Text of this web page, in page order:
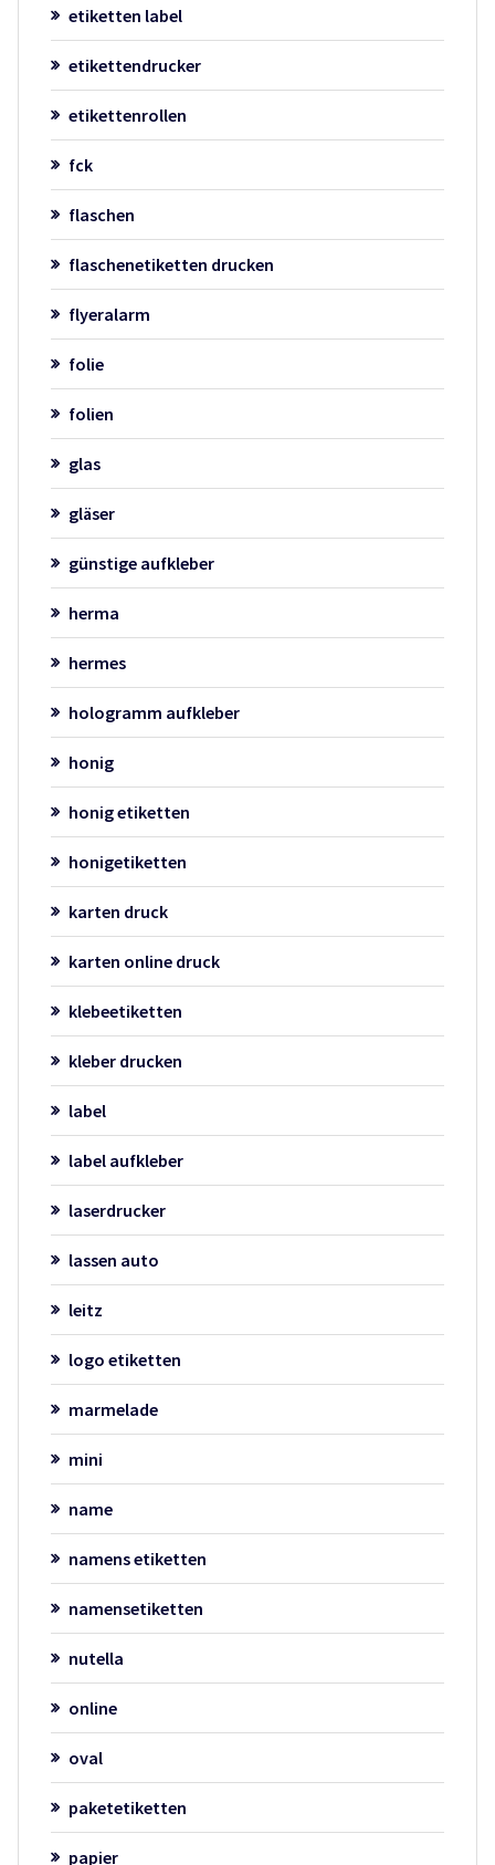
etiketten label
etikettendrucker
etikettenrollen
fck
flaschen
flaschenetiketten drucken
flyeralarm
folie
folien
glas
gläser
günstige aufkleber
herma
hermes
hologramm aufkleber
honig
honig etiketten
honigetiketten
karten druck
karten online druck
klebeetiketten
kleber drucken
label
label aufkleber
laserdrucker
lassen auto
leitz
logo etiketten
marmelade
mini
name
namens etiketten
namensetiketten
nutella
online
oval
paketetiketten
papier